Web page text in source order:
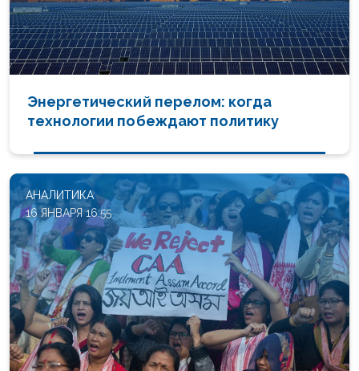
Энергетический перелом: когда
технологии побеждают политику
АНАЛИТИКА
16 ЯНВАРЯ 16:55